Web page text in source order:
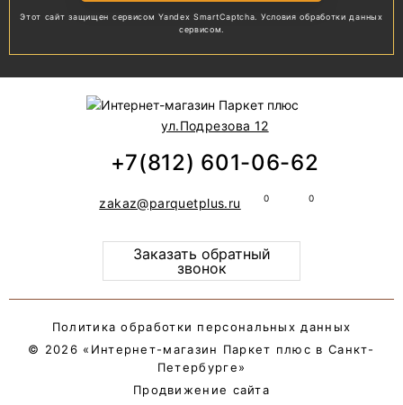
Этот сайт защищен сервисом Yandex SmartCaptcha. Условия обработки данных
сервисом.
ул.Подрезова 12
+7(812) 601-06-62
zakaz@parquetplus.ru
Заказать обратный
звонок
Политика обработки персональных данных
© 2026 «Интернет-магазин Паркет плюс в Санкт-
Петербурге»
Продвижение сайта